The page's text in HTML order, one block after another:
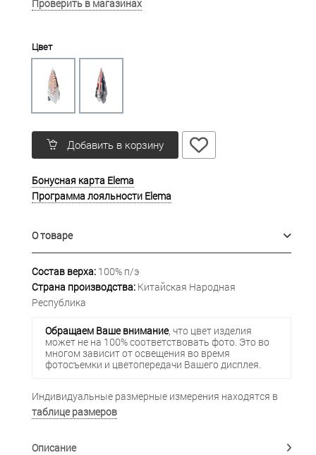
Проверить в магазинах
Цвет
Добавить в корзину
Бонусная карта Elema
Программа лояльности Elema
О товаре
Состав верха: 100% п/э
Страна производства: Китайская Народная
Республика
Обращаем Ваше внимание, что цвет изделия
может не на 100% соответствовать фото. Это во
многом зависит от освещения во время
фотосъемки и цветопередачи Вашего дисплея.
Индивидуальные размерные измерения находятся в
таблице размеров
Описание